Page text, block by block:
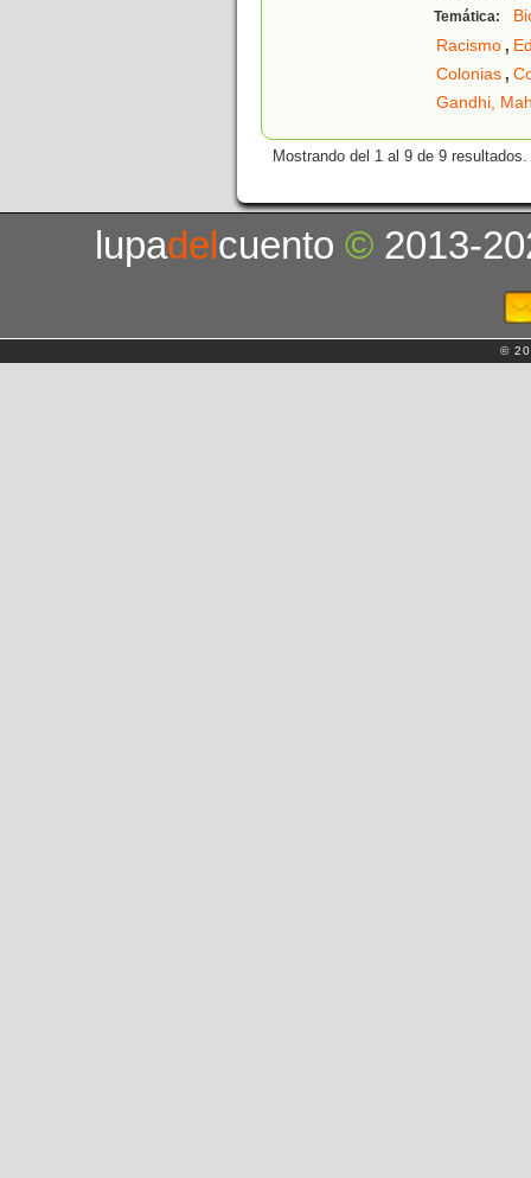
Temática:
Racismo,
Colonias,
Gandhi,
Mostrando del 1 al 9 de 9 resultados.
lupadelcuento© 2013-
©